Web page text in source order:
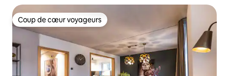
Coup de cœur voyageurs
Coup de cœur voyageurs